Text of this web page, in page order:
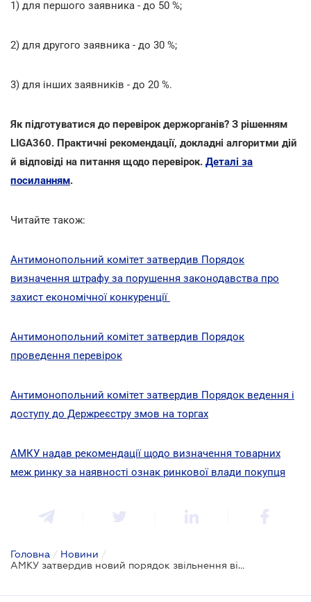
1) для першого заявника - до 50 %;
2) для другого заявника - до 30 %;
3) для інших заявників - до 20 %.
Як підготуватися до перевірок держорганів? З рішенням
LIGA360. Практичні рекомендації, докладні алгоритми дій
й відповіді на питання щодо перевірок. Деталі за
посиланням.
Читайте також:
Антимонопольний комітет затвердив Порядок
визначення штрафу за порушення законодавства про
захист економічної конкуренції
Антимонопольний комітет затвердив Порядок
проведення перевірок
Антимонопольний комітет затвердив Порядок ведення і
доступу до Держреєстру змов на торгах
АМКУ надав рекомендації щодо визначення товарних
меж ринку за наявності ознак ринкової влади покупця
Головна / Новини /
АМКУ затвердив новий порядок звільнення від відповідальності за вчинення антиконкурентних узгоджених дій